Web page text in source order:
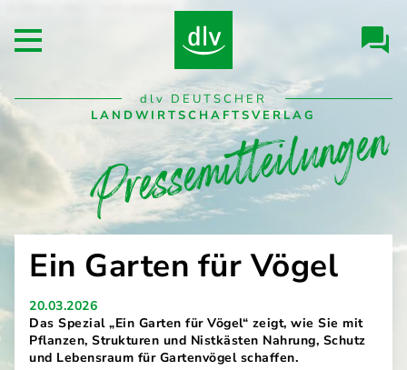
zum
Inhalt
Valentin Valkov - stock.adobe.com
Header/Navigation
Open main menu
Desktop
Navigation
dlv DEUTSCHER
LANDWIRTSCHAFTSVERLAG
Pressemitteilungen
Ein Garten für Vögel
20.03.2026
Das Spezial „Ein Garten für Vögel“ zeigt, wie Sie mit
Pflanzen, Strukturen und Nistkästen Nahrung, Schutz
und Lebensraum für Gartenvögel schaffen.